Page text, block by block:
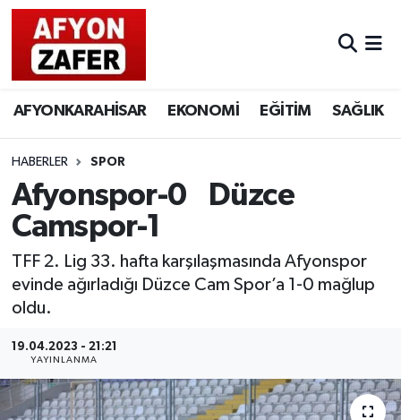
AFYONKARAHİSAR EKONOMİ EĞİTİM SAĞLIK
HABERLER SPOR
Afyonspor-0 Düzce
Camspor-1
TFF 2. Lig 33. hafta karşılaşmasında Afyonspor
evinde ağırladığı Düzce Cam Spor’a 1-0 mağlup
oldu.
19.04.2023 - 21:21
YAYINLANMA